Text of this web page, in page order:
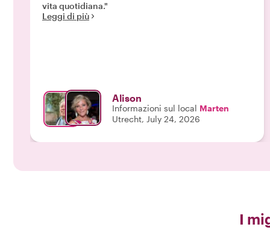
vita quotidiana."
Leggi di più
Alison
Informazioni sul local Marten
Utrecht, July 24, 2026
I